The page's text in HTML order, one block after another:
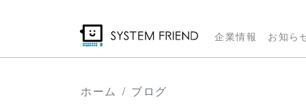
企業情報 お知ら
ホーム ブログ